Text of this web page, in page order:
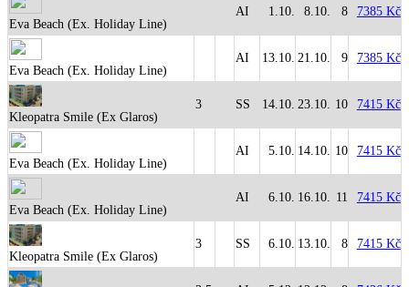
Eva Beach (Ex. Holiday Line)
AI 1.10. 8.10. 8 7385 Kč
Eva Beach (Ex. Holiday Line)
AI 13.10. 21.10. 9 7385 Kč
Kleopatra Smile (Ex Glaros)
3 SS 14.10. 23.10. 10 7415 Kč
Eva Beach (Ex. Holiday Line)
AI 5.10. 14.10. 10 7415 Kč
Eva Beach (Ex. Holiday Line)
AI 6.10. 16.10. 11 7415 Kč
Kleopatra Smile (Ex Glaros)
3 SS 6.10. 13.10. 8 7415 Kč